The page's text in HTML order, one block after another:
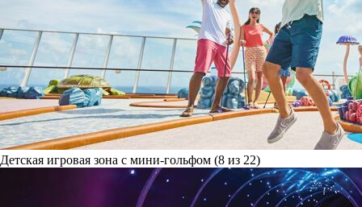
Детская игровая зона с мини-гольфом (8 из 22)